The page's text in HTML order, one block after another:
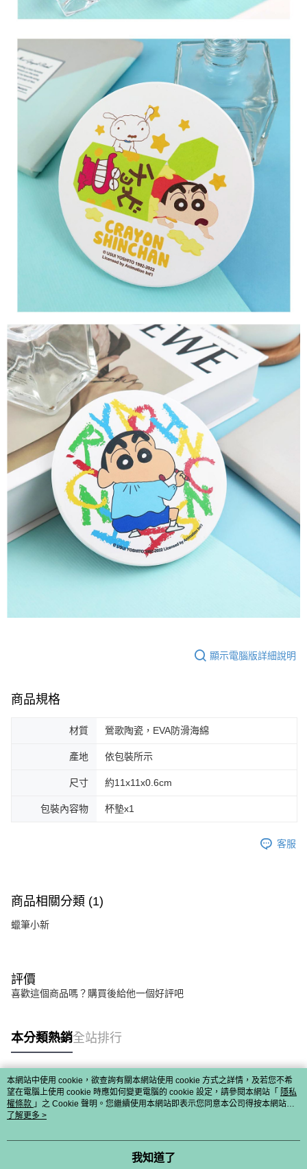
顯示電腦版詳細說明
商品規格
材質 鶯歌陶瓷，EVA防滑海綿
產地 依包裝所示
尺寸 約11x11x0.6cm
包裝內容物 杯墊x1
客服
商品相關分類 (1)
蠟筆小新
評價
喜歡這個商品嗎？購買後給他一個好評吧
本分類熱銷全站排行
熱門標籤
本網站中使用 cookie，欲查詢有關本網站使用 cookie 方式之詳情，及若您不希
望在電腦上使用 cookie 時應如何變更電腦的 cookie 設定，請參閱本網站「 隱私
權條款 」之 Cookie 聲明。您繼續使用本網站即表示您同意本公司得按本網站使
用條款之 Cookie 聲明使用 cookie。
了解更多 >
我知道了